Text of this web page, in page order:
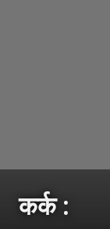
कर्क :